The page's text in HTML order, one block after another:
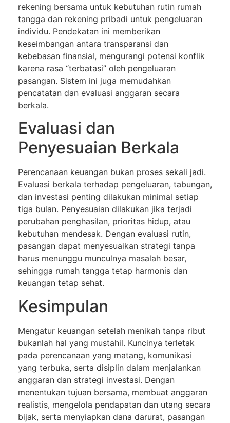
rekening bersama untuk kebutuhan rutin rumah
tangga dan rekening pribadi untuk pengeluaran
individu. Pendekatan ini memberikan
keseimbangan antara transparansi dan
kebebasan finansial, mengurangi potensi konflik
karena rasa “terbatasi” oleh pengeluaran
pasangan. Sistem ini juga memudahkan
pencatatan dan evaluasi anggaran secara
berkala.
Evaluasi dan
Penyesuaian Berkala
Perencanaan keuangan bukan proses sekali jadi.
Evaluasi berkala terhadap pengeluaran, tabungan,
dan investasi penting dilakukan minimal setiap
tiga bulan. Penyesuaian dilakukan jika terjadi
perubahan penghasilan, prioritas hidup, atau
kebutuhan mendesak. Dengan evaluasi rutin,
pasangan dapat menyesuaikan strategi tanpa
harus menunggu munculnya masalah besar,
sehingga rumah tangga tetap harmonis dan
keuangan tetap sehat.
Kesimpulan
Mengatur keuangan setelah menikah tanpa ribut
bukanlah hal yang mustahil. Kuncinya terletak
pada perencanaan yang matang, komunikasi
yang terbuka, serta disiplin dalam menjalankan
anggaran dan strategi investasi. Dengan
menentukan tujuan bersama, membuat anggaran
realistis, mengelola pendapatan dan utang secara
bijak, serta menyiapkan dana darurat, pasangan